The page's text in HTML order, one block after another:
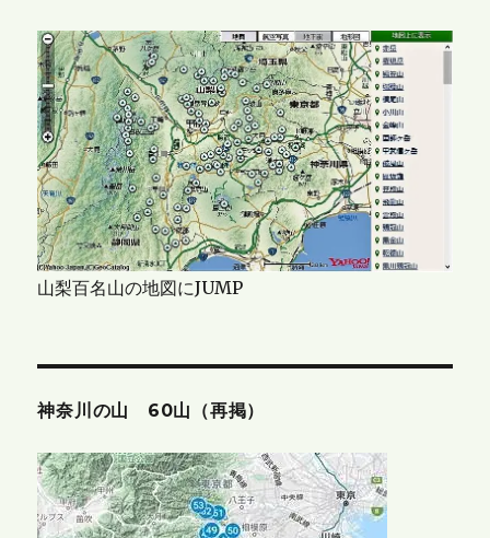
山梨百名山の地図にJUMP
神奈川の山 60山（再掲）